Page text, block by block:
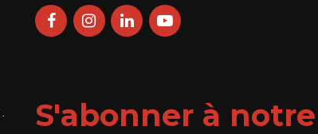
S'abonner à notre